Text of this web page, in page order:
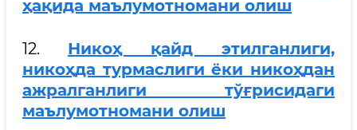
ҳақида маълумотномани олиш
12. Никоҳ қайд этилганлиги,
никоҳда турмаслиги ёки никоҳдан
ажралганлиги тўғрисидаги
маълумотномани олиш